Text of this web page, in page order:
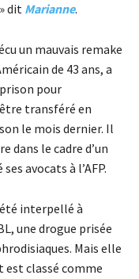
dit Marianne.
un mauvais remake
de 43 ans, a
pour
transféré en
le mois dernier. Il
dans le cadre d’un
avocats à l’AFP.
interpellé à
une drogue prisée
Mais elle
est classé comme